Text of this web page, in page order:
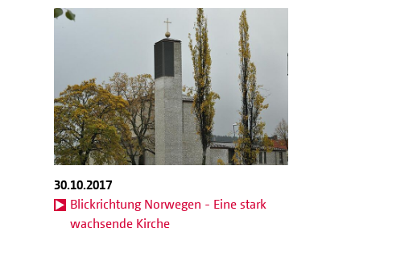
30.10.2017
Blickrichtung Norwegen - Eine stark
wachsende Kirche